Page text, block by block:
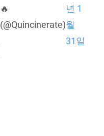
🔥
(@Quincinerate)
년 1
월
31일